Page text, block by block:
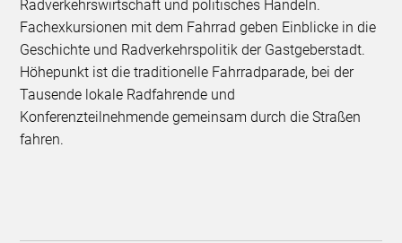
Radverkehrswirtschaft und politisches Handeln.
Fachexkursionen mit dem Fahrrad geben Einblicke in die
Geschichte und Radverkehrspolitik der Gastgeberstadt.
Höhepunkt ist die traditionelle Fahrradparade, bei der
Tausende lokale Radfahrende und
Konferenzteilnehmende gemeinsam durch die Straßen
fahren.